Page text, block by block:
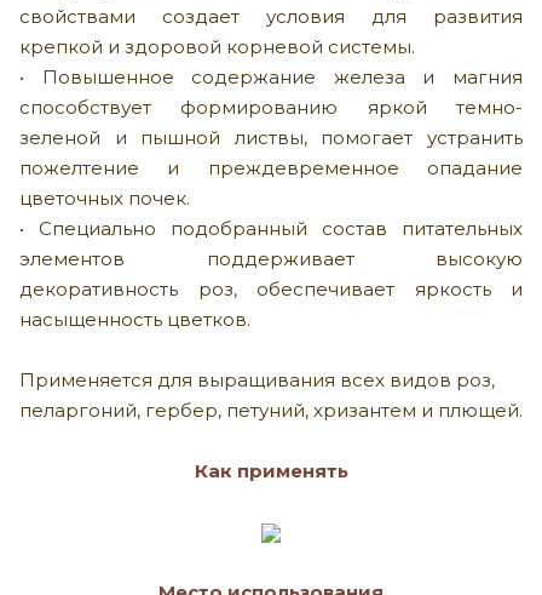
свойствами создает условия для развития
крепкой и здоровой корневой системы.
• Повышенное содержание железа и магния
способствует формированию яркой темно-
зеленой и пышной листвы, помогает устранить
пожелтение и преждевременное опадание
цветочных почек.
• Специально подобранный состав питательных
элементов поддерживает высокую
декоративность роз, обеспечивает яркость и
насыщенность цветков.
Применяется для выращивания всех видов роз,
пеларгоний, гербер, петуний, хризантем и плющей.
Как применять